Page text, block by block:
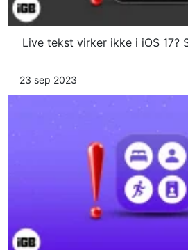
Live tekst virker ikke i iOS 17?
23 sep 2023